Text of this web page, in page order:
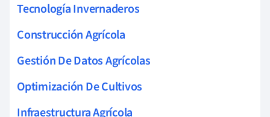
Tecnología Invernaderos
Construcción Agrícola
Gestión De Datos Agrícolas
Optimización De Cultivos
Infraestructura Agrícola